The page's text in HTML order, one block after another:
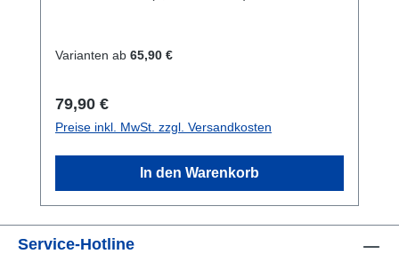
Varianten ab 65,90 €
Regulärer Preis:
79,90 €
Preise inkl. MwSt. zzgl. Versandkosten
In den Warenkorb
Service-Hotline